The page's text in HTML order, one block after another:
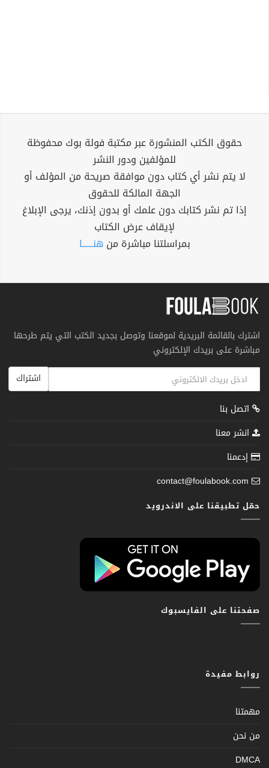
حقوق الكتب المنشورة عبر مكتبة فولة بوك محفوظة
للمؤلفين ودور النشر
لا يتم نشر أي كتاب دون موافقة صريحة من المؤلف أو
الجهة المالكة للحقوق
إذا تم نشر كتابك دون علمك أو بدون إذنك، يرجى الإبلاغ
لإيقاف عرض الكتاب
بمراسلتنا مباشرة من هنــــــا
اشترك بالقائمة البريدية لموقعنا وتوصل بجديد الكتب التي يتم طرحها
مباشرة على بريدك الإلكتروني
اشتراك
اتصل بنا
انشر معنا
إدعمنا
contact@foulabook.com
حمّل تطبيقنا على الاندرويد
صفحتنا على الفايسبوك
روابط مفيدة
مهمتنا
من نحن
DMCA